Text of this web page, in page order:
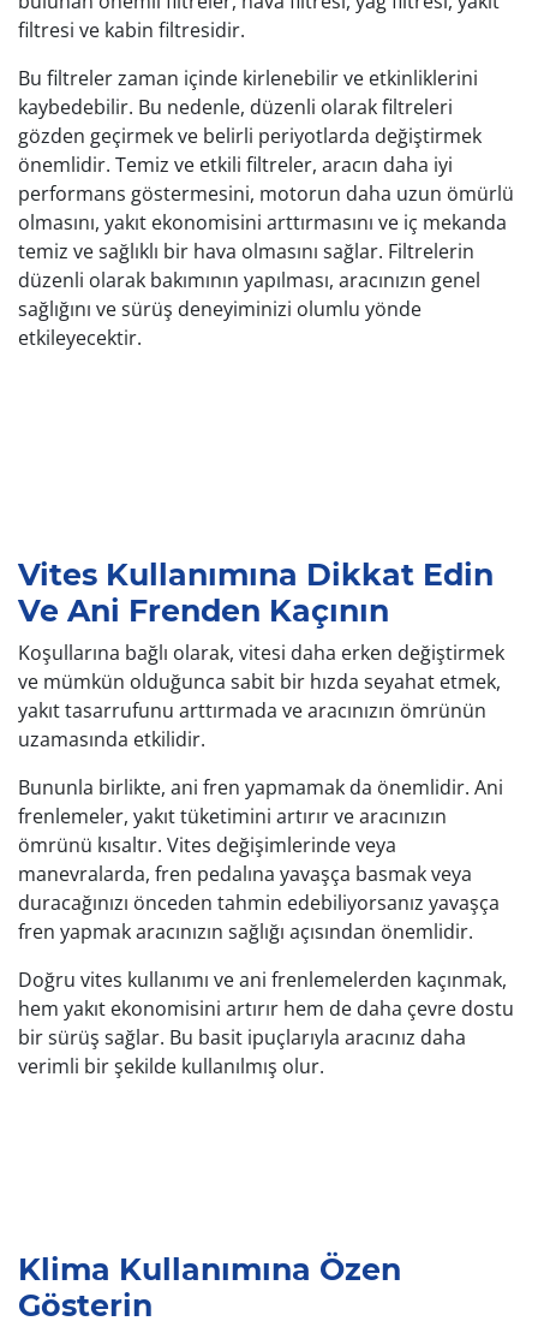
filtresi ve kabin filtresidir.
Bu filtreler zaman içinde kirlenebilir ve etkinliklerini
kaybedebilir. Bu nedenle, düzenli olarak filtreleri
gözden geçirmek ve belirli periyotlarda değiştirmek
önemlidir. Temiz ve etkili filtreler, aracın daha iyi
performans göstermesini, motorun daha uzun ömürlü
olmasını, yakıt ekonomisini arttırmasını ve iç mekanda
temiz ve sağlıklı bir hava olmasını sağlar. Filtrelerin
düzenli olarak bakımının yapılması, aracınızın genel
sağlığını ve sürüş deneyiminizi olumlu yönde
etkileyecektir.
Vites Kullanımına Dikkat Edin
Ve Ani Frenden Kaçının
Koşullarına bağlı olarak, vitesi daha erken değiştirmek
ve mümkün olduğunca sabit bir hızda seyahat etmek,
yakıt tasarrufunu arttırmada ve aracınızın ömrünün
uzamasında etkilidir.
Bununla birlikte, ani fren yapmamak da önemlidir. Ani
frenlemeler, yakıt tüketimini artırır ve aracınızın
ömrünü kısaltır. Vites değişimlerinde veya
manevralarda, fren pedalına yavaşça basmak veya
duracağınızı önceden tahmin edebiliyorsanız yavaşça
fren yapmak aracınızın sağlığı açısından önemlidir.
Doğru vites kullanımı ve ani frenlemelerden kaçınmak,
hem yakıt ekonomisini artırır hem de daha çevre dostu
bir sürüş sağlar. Bu basit ipuçlarıyla aracınız daha
verimli bir şekilde kullanılmış olur.
Klima Kullanımına Özen
Gösterin